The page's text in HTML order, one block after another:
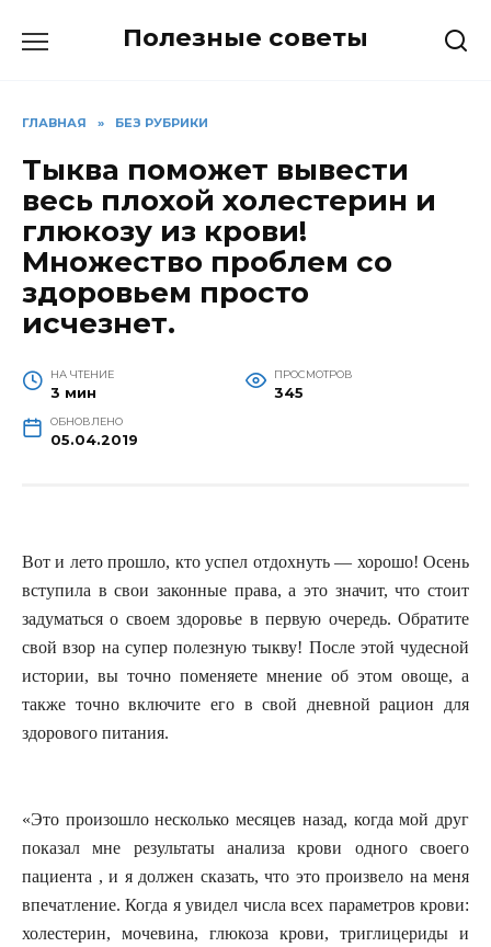
Полезные советы
ГЛАВНАЯ » БЕЗ РУБРИКИ
Тыква поможет вывести
весь плохой холестерин и
глюкозу из крови!
Множество проблем со
здоровьем просто
исчезнет.
НА ЧТЕНИЕ
3 мин
ПРОСМОТРОВ
345
ОБНОВЛЕНО
05.04.2019
Вот и лето прошло, кто успел отдохнуть — хорошо! Осень
вступила в свои законные права, а это значит, что стоит
задуматься о своем здоровье в первую очередь. Обратите
свой взор на супер полезную тыкву! После этой чудесной
истории, вы точно поменяете мнение об этом овоще, а
также точно включите его в свой дневной рацион для
здорового питания.
«Это произошло несколько месяцев назад, когда мой друг
показал мне результаты анализа крови одного своего
пациента , и я должен сказать, что это произвело на меня
впечатление. Когда я увидел числа всех параметров крови:
холестерин, мочевина, глюкоза крови, триглицериды и